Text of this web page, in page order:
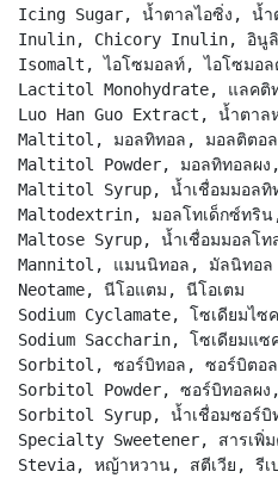
Icing Sugar, น้ำตาลไอซิ่ง, น้ำต
Inulin, Chicory Inulin, อินู
Isomalt, ไอโซมอลท์, ไอโซมอล
Lactitol Monohydrate, แลคติท
Luo Han Guo Extract, น้ำตาล
Maltitol, มอลทิทอล, มอลติตอล
Maltitol Powder, มอลทิทอลผง
Maltitol Syrup, น้ำเชื่อมมอลทิ
Maltodextrin, มอลโทเด็กซ์ทริน
Maltose Syrup, น้ำเชื่อมมอลโ
Mannitol, แมนนิทอล, มัลนิทอล
Neotame, นีโอแตม, นีโอเตม
Sodium Cyclamate, โซเดียมไซ
Sodium Saccharin, โซเดียมแ
Sorbitol, ซอร์บิทอล, ซอร์บิตอล
Sorbitol Powder, ซอร์บิทอลผง
Sorbitol Syrup, น้ำเชื่อมซอร์บิ
Specialty Sweetener, สารเพิ่ม
Stevia, หญ้าหวาน, สตีเวีย, รีเบ